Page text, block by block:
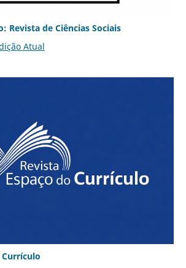
Revista de Ciências Sociais
Atual
Currículo